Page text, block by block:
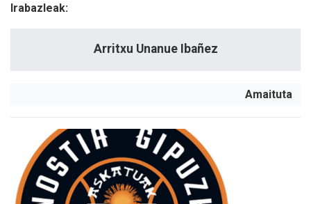
Irabazleak:
Arritxu Unanue Ibañez
Amaituta